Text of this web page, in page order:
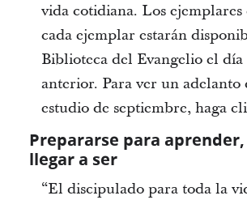
vida cotidiana. Los ejemplares
cada ejemplar estarán
Biblioteca del Evangelio el día
anterior. Para ver un adelanto
estudio de septiembre, haga
Prepararse para
llegar a ser
“El discipulado para toda la